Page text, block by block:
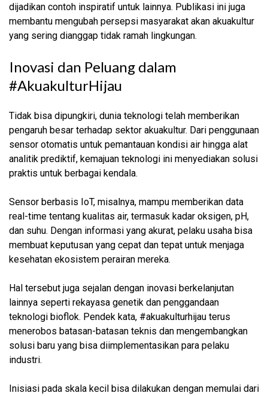
dijadikan contoh inspiratif untuk lainnya. Publikasi ini juga
membantu mengubah persepsi masyarakat akan akuakultur
yang sering dianggap tidak ramah lingkungan.
Inovasi dan Peluang dalam
#AkuakulturHijau
Tidak bisa dipungkiri, dunia teknologi telah memberikan
pengaruh besar terhadap sektor akuakultur. Dari penggunaan
sensor otomatis untuk pemantauan kondisi air hingga alat
analitik prediktif, kemajuan teknologi ini menyediakan solusi
praktis untuk berbagai kendala.
Sensor berbasis IoT, misalnya, mampu memberikan data
real-time tentang kualitas air, termasuk kadar oksigen, pH,
dan suhu. Dengan informasi yang akurat, pelaku usaha bisa
membuat keputusan yang cepat dan tepat untuk menjaga
kesehatan ekosistem perairan mereka.
Hal tersebut juga sejalan dengan inovasi berkelanjutan
lainnya seperti rekayasa genetik dan penggandaan
teknologi bioflok. Pendek kata, #akuakulturhijau terus
menerobos batasan-batasan teknis dan mengembangkan
solusi baru yang bisa diimplementasikan para pelaku
industri.
Inisiasi pada skala kecil bisa dilakukan dengan memulai dari